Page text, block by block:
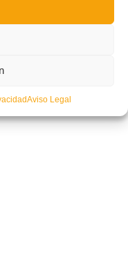
Aviso Legal